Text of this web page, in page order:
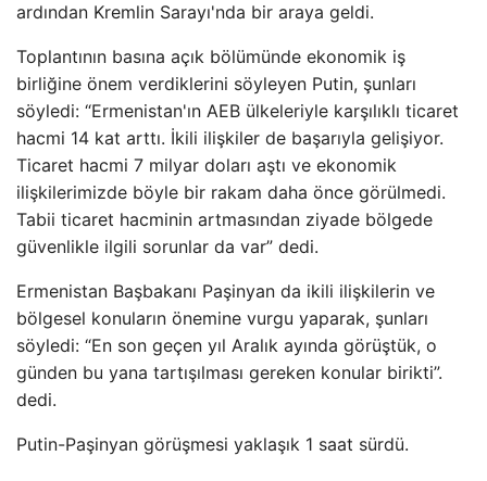
ardından Kremlin Sarayı'nda bir araya geldi.
Toplantının basına açık bölümünde ekonomik iş
birliğine önem verdiklerini söyleyen Putin, şunları
söyledi: “Ermenistan'ın AEB ülkeleriyle karşılıklı ticaret
hacmi 14 kat arttı. İkili ilişkiler de başarıyla gelişiyor.
Ticaret hacmi 7 milyar doları aştı ve ekonomik
ilişkilerimizde böyle bir rakam daha önce görülmedi.
Tabii ticaret hacminin artmasından ziyade bölgede
güvenlikle ilgili sorunlar da var” dedi.
Ermenistan Başbakanı Paşinyan da ikili ilişkilerin ve
bölgesel konuların önemine vurgu yaparak, şunları
söyledi: “En son geçen yıl Aralık ayında görüştük, o
günden bu yana tartışılması gereken konular birikti”.
dedi.
Putin-Paşinyan görüşmesi yaklaşık 1 saat sürdü.